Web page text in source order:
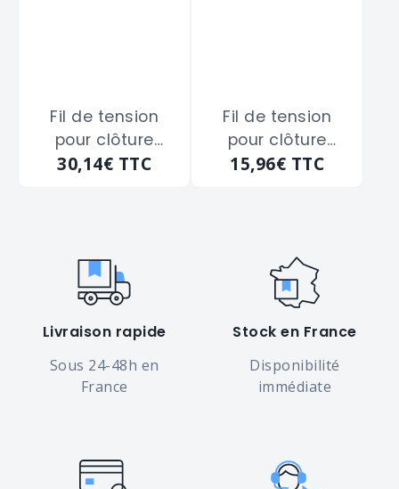
Fil de tension
pour clôture
galvanisé DIRICKX
30,14€ TTC
Fil de tension
pour clôture
plastifié vert
15,96€ TTC
Livraison rapide
Sous 24-48h en
France
Stock en France
Disponibilité
immédiate